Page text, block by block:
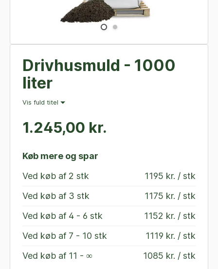
Drivhusmuld - 1000
liter
Vis fuld titel
1.245,00 kr.
Køb mere og spar
Ved køb af 2 stk
1195 kr. / stk
Ved køb af 3 stk
1175 kr. / stk
Ved køb af 4 - 6 stk
1152 kr. / stk
Ved køb af 7 - 10 stk
1119 kr. / stk
Ved køb af 11 - ∞ 1085 kr. / stk